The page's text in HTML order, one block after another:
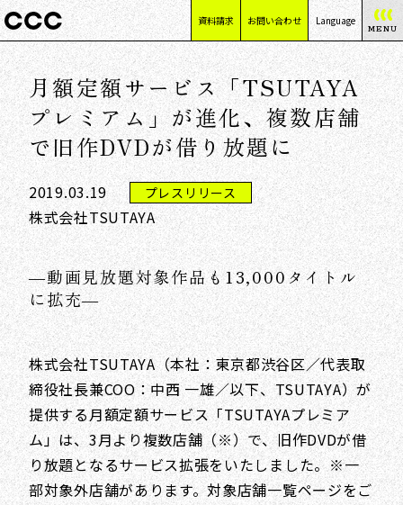
資料請求 お問い合わせ Language
日本語
English
简体中文
繁體中文
MENU
月額定額サービス「TSUTAYA
プレミアム」が進化、複数店舗
で旧作DVDが借り放題に
2019.03.19 プレスリリース
株式会社TSUTAYA
―動画見放題対象作品も13,000タイトル
に拡充―
株式会社TSUTAYA（本社：東京都渋谷区／代表取
締役社長兼COO：中西 一雄／以下、TSUTAYA）が
提供する月額定額サービス「TSUTAYAプレミア
ム」は、3月より複数店舗（※）で、旧作DVDが借
り放題となるサービス拡張をいたしました。※一
部対象外店舗があります。対象店舗一覧ページをご